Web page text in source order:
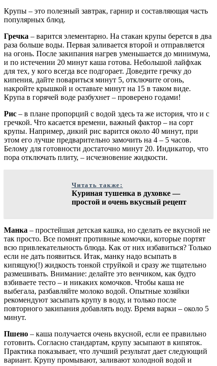
Крупы – это полезный завтрак, гарнир и составляющая часть
популярных блюд.
Гречка – варится элементарно. На стакан крупы берется в два
раза больше воды. Первая заливается второй и отправляется
на огонь. После закипания нагрев уменьшается до минимума,
и по истечении 20 минут каша готова. Небольшой лайфхак
для тех, у кого всегда все подгорает. Доведите гречку до
кипения, дайте повариться минут 5, отключите огонь,
накройте крышкой и оставьте минут на 15 в таком виде.
Крупа в горячей воде разбухнет – проверено годами!
Рис – в плане пропорций с водой здесь та же история, что и с
гречкой. Что касается времени, важный фактор – на сорт
крупы. Например, дикий рис варится около 40 минут, при
этом его лучше предварительно замочить на 4 – 5 часов.
Белому для готовности достаточно минут 20. Индикатор, что
пора отключать плиту, – исчезновение жидкости.
Читать также:
Куриная тушенка в духовке —
простой и очень вкусный рецепт
Манка – простейшая детская кашка, но сделать ее вкусной не
так просто. Все помнят противные комочки, которые портят
всю привлекательность блюда. Как от них избавиться? Только
если не дать появиться. Итак, манку надо всыпать в
кипящую(!) жидкость тонкой струйкой и сразу же тщательно
размешивать. Внимание: делайте это венчиком, как будто
взбиваете тесто – и никаких комочков. Чтобы каша не
выбегала, разбавляйте молоко водой. Опытные хозяйки
рекомендуют засыпать крупу в воду, и только после
повторного закипания добавлять воду. Время варки – около 5
минут.
Пшено – каша получается очень вкусной, если ее правильно
готовить. Согласно стандартам, крупу засыпают в кипяток.
Практика показывает, что лучший результат дает следующий
вариант. Крупу промывают, заливают холодной водой и